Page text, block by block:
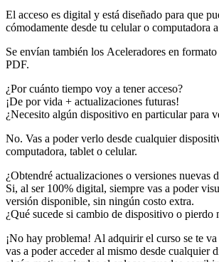
El acceso es digital y está diseñado para que
cómodamente desde tu celular o computadora
Se envían también los Aceleradores en
PDF.
¿Por cuánto tiempo voy a tener acceso?
¡De por vida + actualizaciones futuras!
¿Necesito algún dispositivo en particular para
No. Vas a poder verlo desde cualquier
computadora, tablet o celular.
¿Obtendré actualizaciones o versiones nuevas
Si, al ser 100% digital, siempre vas a poder
versión disponible, sin ningún costo extra.
¿Qué sucede si cambio de dispositivo o pierdo
¡No hay problema! Al adquirir el curso se te
vas a poder acceder al mismo desde cualquier